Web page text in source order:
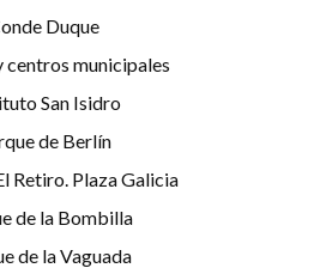
Duque
centros municipales
San Isidro
de Berlín
Retiro. Plaza Galicia
de la Bombilla
de la Vaguada